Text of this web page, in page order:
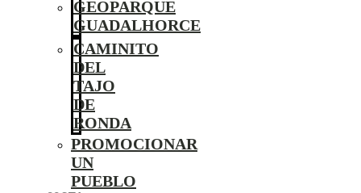
GEOPARQUE
GUADALHORCE
CAMINITO
DEL
TAJO
DE
RONDA
PROMOCIONAR
UN
PUEBLO